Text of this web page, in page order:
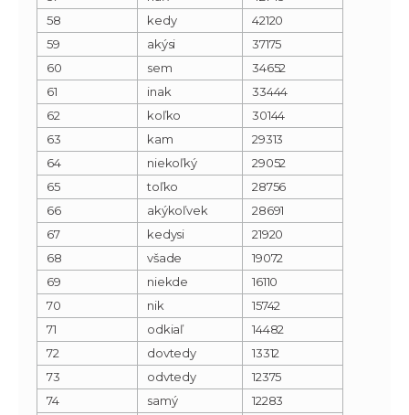
58
kedy
42120
59
akýsi
37175
60
sem
34652
61
inak
33444
62
koľko
30144
63
kam
29313
64
niekoľký
29052
65
toľko
28756
66
akýkoľvek
28691
67
kedysi
21920
68
všade
19072
69
niekde
16110
70
nik
15742
71
odkiaľ
14482
72
dovtedy
13312
73
odvtedy
12375
74
samý
12283